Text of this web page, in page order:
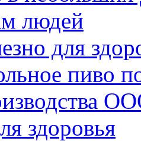
людей
для
пиво
здоровья